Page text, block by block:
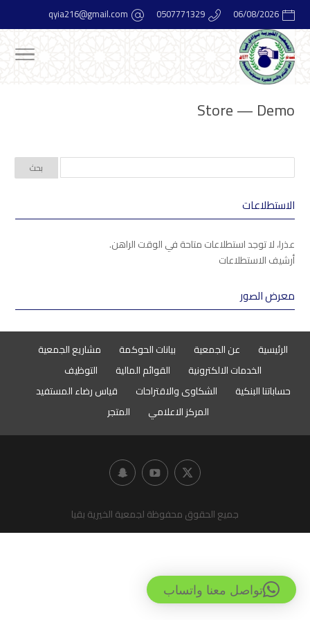
06/08/2026
0507771329
qyia216@gmail.com
Store — Demo
الاستطلاعات
عذرا، لا توجد استطلاعات متاحة في الوقت الراهن.
أرشيف الاستطلاعات
معرض الصور
الرئيسية عن الجمعية بيانات الحوكمة
مشاريع الجمعية
الخدمات الالكترونية
القوائم المالية
التوظيف
حساباتنا البنكية
الشكاوى والاقتراحات
قياس رضاء المستفيد
المركز الاعلامي
المتجر
جميع الحقوق محفوظة لجمعية الخيرية بقيا
تواصل معنا واتساب